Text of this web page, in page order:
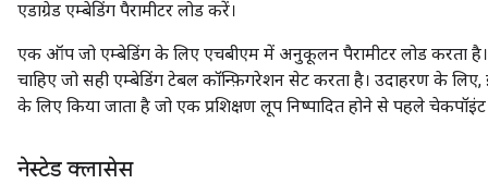
एडाग्रेड एम्बेडिंग पैरामीटर लोड करें।
एक ऑप जो एम्बेडिंग के लिए एचबीएम में अनुकूलन पैरामीटर लोड करता है।
चाहिए जो सही एम्बेडिंग टेबल कॉन्फ़िगरेशन सेट करता है। उदाहरण के
के लिए किया जाता है जो एक प्रशिक्षण लूप निष्पादित होने से पहले
नेस्टेड क्लासेस